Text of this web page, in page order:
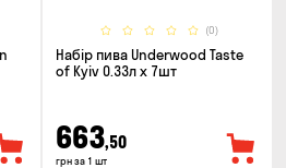
(0)
Набір пива Underwood Taste
of Kyiv 0.33л x 7шт
663,50
грн за 1 шт